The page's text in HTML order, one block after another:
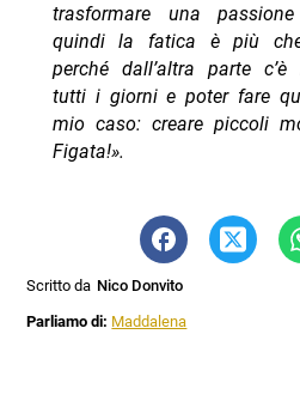
trasformare una
quindi la fatica è più
perché dall’altra parte
tutti i giorni e poter fare
mio caso: creare piccoli
Figata!».
Scritto da Nico Donvito
Parliamo di: Maddalena